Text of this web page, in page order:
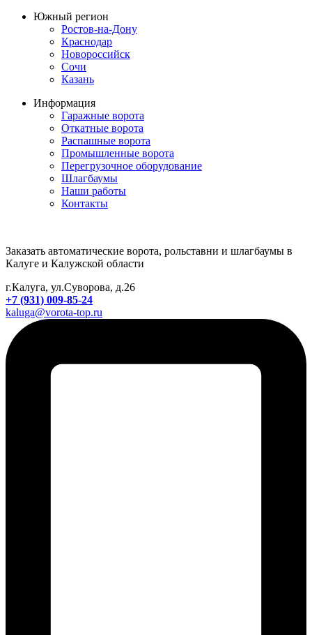
Южный регион
Ростов-на-Дону
Краснодар
Новороссийск
Сочи
Казань
Информация
Гаражные ворота
Откатные ворота
Распашные ворота
Промышленные ворота
Перегрузочное оборудование
Шлагбаумы
Наши работы
Контакты
Заказать автоматические ворота, рольставни и шлагбаумы в
Калуге и Калужской области
г.Калуга, ул.Суворова, д.26
+7 (931) 009-85-24
kaluga@vorota-top.ru